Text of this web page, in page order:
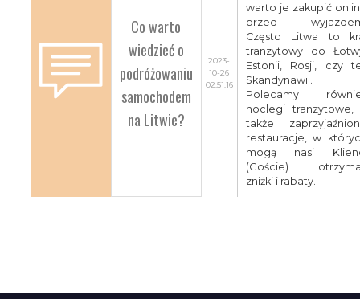
Co warto
wiedzieć o
podróżowaniu
samochodem
na Litwie?
2023-
10-26
02:51:16
warto je zakupić
przed
Często Litwa to
tranzytowy do
Estonii, Rosji, czy
Skandynawii.
Polecamy
noclegi tranzytowe,
także
restauracje, w
mogą nasi
(Goście)
zniżki i rabaty.